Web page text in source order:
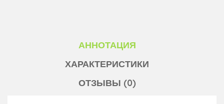
АННОТАЦИЯ
ХАРАКТЕРИСТИКИ
ОТЗЫВЫ (0)